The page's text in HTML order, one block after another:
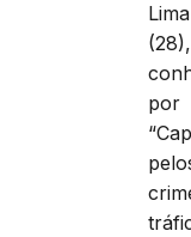
Lima
(28),
por